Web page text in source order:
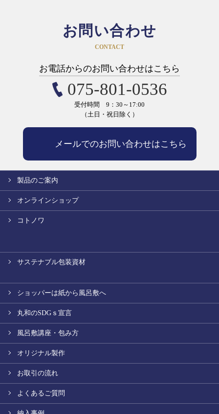
お問い合わせ
CONTACT
お電話からのお問い合わせはこちら
075-801-0536
受付時間 9：30～17:00
（土日・祝日除く）
メールでのお問い合わせはこちら
製品のご案内
オンラインショップ
コトノワ
サステナブル包装資材
ショッパーは紙から風呂敷へ
丸和のSDGｓ宣言
風呂敷講座・包み方
オリジナル製作
お取引の流れ
よくあるご質問